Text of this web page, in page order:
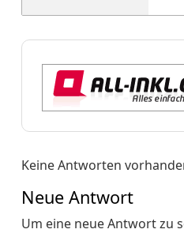
Keine Antworten
Neue Antwort
Um eine neue Antwort zu